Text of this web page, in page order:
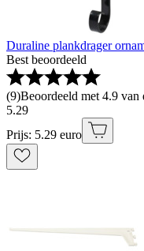
Duraline plankdrager
Best beoordeeld
(9)Beoordeeld met 4.9 van
5.29
Prijs: 5.29 euro